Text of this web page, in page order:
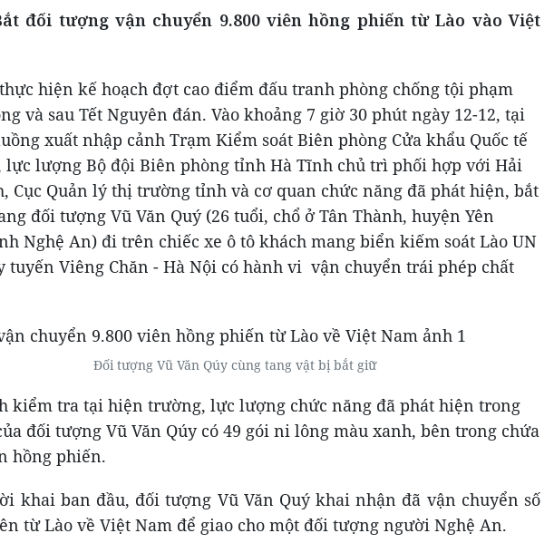
đối tượng vận chuyển 9.800 viên hồng phiến từ Lào vào Việt
hiện kế hoạch đợt cao điểm đấu tranh phòng chống tội phạm
và sau Tết Nguyên đán. Vào khoảng 7 giờ 30 phút ngày 12-12, tại
xuất nhập cảnh Trạm Kiểm soát Biên phòng Cửa khẩu Quốc tế
lực lượng Bộ đội Biên phòng tỉnh Hà Tĩnh chủ trì phối hợp với Hải
Cục Quản lý thị trường tỉnh và cơ quan chức năng đã phát hiện, bắt
đối tượng Vũ Văn Quý (26 tuổi, chổ ở Tân Thành, huyện Yên
Nghệ An) đi trên chiếc xe ô tô khách mang biển kiếm soát Lào UN
tuyến Viêng Chăn - Hà Nội có hành vi vận chuyển trái phép chất
Đối tượng Vũ Văn Qúy cùng tang vật bị bắt giữ
kiểm tra tại hiện trường, lực lượng chức năng đã phát hiện trong
đối tượng Vũ Văn Qúy có 49 gói ni lông màu xanh, bên trong chứa
hồng phiến.
khai ban đầu, đối tượng Vũ Văn Quý khai nhận đã vận chuyển số
từ Lào về Việt Nam để giao cho một đối tượng người Nghệ An.